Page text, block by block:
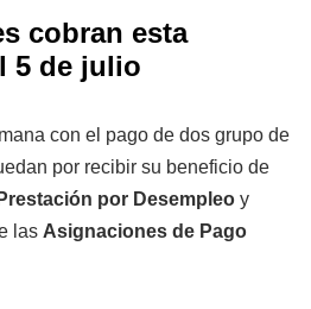
cobran esta
5 de julio
con el pago de dos grupo de
por recibir su beneficio de
Prestación por Desempleo y
las Asignaciones de Pago